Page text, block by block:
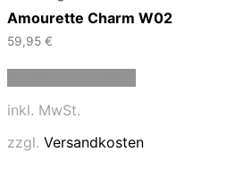
Amourette Charm W02
59,95 €
auf.
inkl. MwSt.
zzgl. Versandkosten